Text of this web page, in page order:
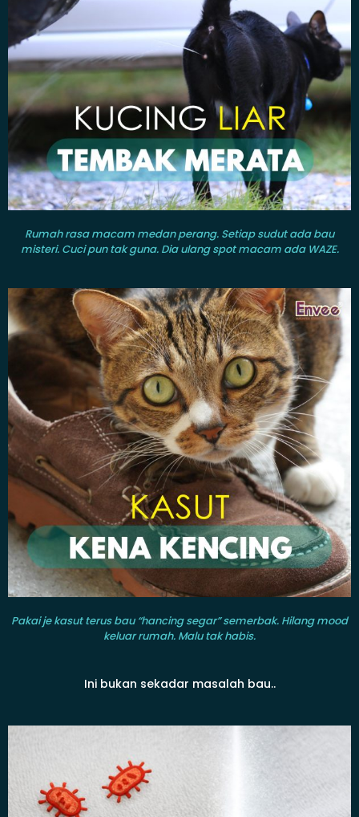
Rumah rasa macam medan perang. Setiap sudut ada bau
misteri. Cuci pun tak guna. Dia ulang spot macam ada WAZE.
Pakai je kasut terus bau “hancing segar” semerbak. Hilang mood
keluar rumah. Malu tak habis.
Ini bukan sekadar masalah bau..